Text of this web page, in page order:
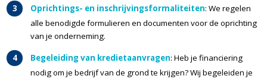
Oprichtings- en inschrijvingsformaliteiten: We regelen
alle benodigde formulieren en documenten voor de oprichting
van je onderneming.
Begeleiding van kredietaanvragen: Heb je financiering
nodig om je bedrijf van de grond te krijgen? Wij begeleiden je